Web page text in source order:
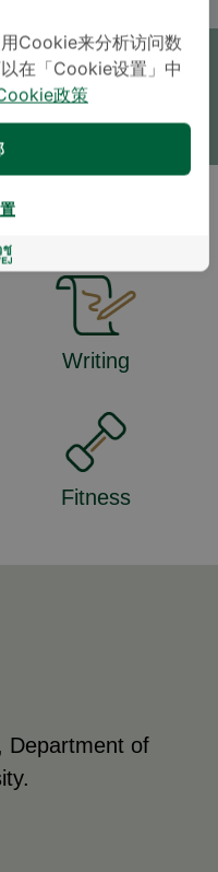
reply to your inquiry
兴趣
Writing
Fitness
Department of
Cookie来分析访问数
在「Cookie设置」中
政策